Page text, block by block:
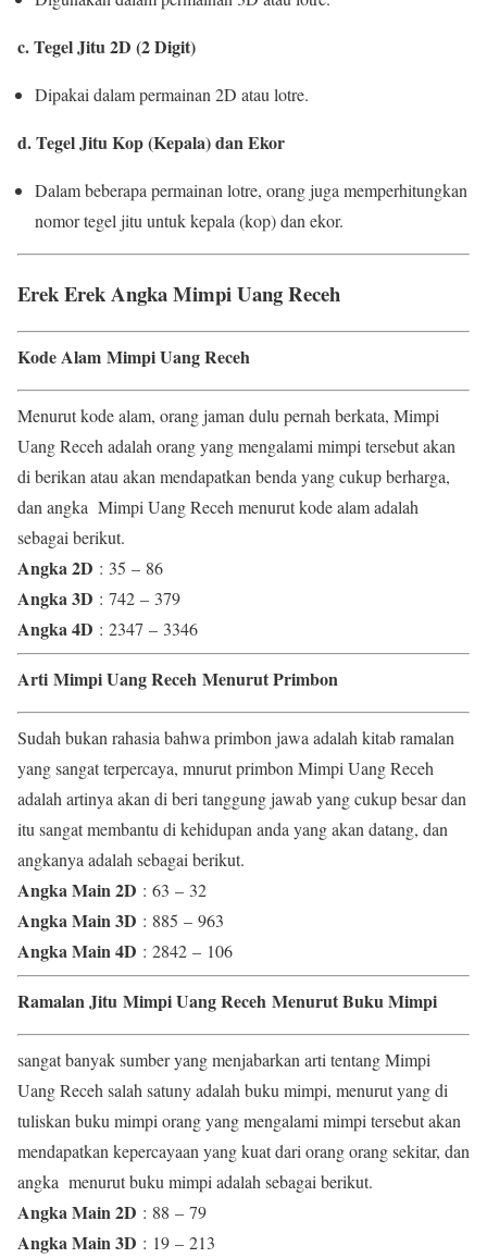
c. Tegel Jitu 2D (2 Digit)
Dipakai dalam permainan 2D atau lotre.
d. Tegel Jitu Kop (Kepala) dan Ekor
Dalam beberapa permainan lotre, orang juga memperhitungkan
nomor tegel jitu untuk kepala (kop) dan ekor.
Erek Erek Angka Mimpi Uang Receh
Kode Alam Mimpi Uang Receh
Menurut kode alam, orang jaman dulu pernah berkata, Mimpi
Uang Receh adalah orang yang mengalami mimpi tersebut akan
di berikan atau akan mendapatkan benda yang cukup berharga,
dan angka Mimpi Uang Receh menurut kode alam adalah
sebagai berikut.
Angka 2D : 35 – 86
Angka 3D : 742 – 379
Angka 4D : 2347 – 3346
Arti Mimpi Uang Receh Menurut Primbon
Sudah bukan rahasia bahwa primbon jawa adalah kitab ramalan
yang sangat terpercaya, mnurut primbon Mimpi Uang Receh
adalah artinya akan di beri tanggung jawab yang cukup besar dan
itu sangat membantu di kehidupan anda yang akan datang, dan
angkanya adalah sebagai berikut.
Angka Main 2D : 63 – 32
Angka Main 3D : 885 – 963
Angka Main 4D : 2842 – 106
Ramalan Jitu Mimpi Uang Receh Menurut Buku Mimpi
sangat banyak sumber yang menjabarkan arti tentang Mimpi
Uang Receh salah satuny adalah buku mimpi, menurut yang di
tuliskan buku mimpi orang yang mengalami mimpi tersebut akan
mendapatkan kepercayaan yang kuat dari orang orang sekitar, dan
angka menurut buku mimpi adalah sebagai berikut.
Angka Main 2D : 88 – 79
Angka Main 3D : 19 – 213